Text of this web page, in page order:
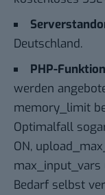
Deutschland.
PHP-
werden
memory_limit
Optimalfall
ON,
Bedarf selbst